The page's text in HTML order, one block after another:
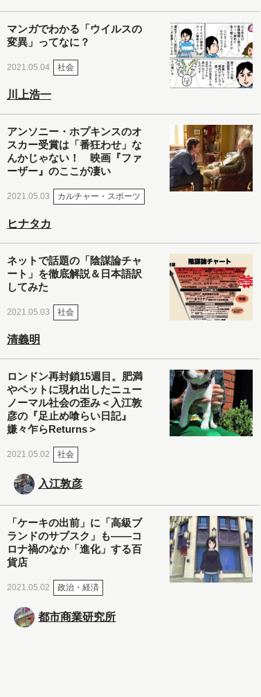
マンガでわかる「ウイルスの
変異」ってなに？
2021.05.04 社会
川上浩一
アンソニー・ホプキンスのオ
スカー受賞は「番狂わせ」な
んかじゃない！ 映画『ファ
ーザー』のここが凄い
2021.05.03 カルチャー・スポーツ
ヒナタカ
ネットで話題の「陰謀論チャ
ート」を徹底解説＆日本語訳
してみた
2021.05.03 社会
清義明
ロンドン再封鎖15週目。肥満
やペットに現れ出したニュー
ノーマル社会の歪み＜入江敦
彦の『足止め喰らい日記』
嫌々乍らReturns＞
2021.05.02 社会
入江敦彦
「ケーキの出前」に「高級ブ
ランドのサブスク」も――コ
ロナ禍のなか「進化」する百
貨店
2021.05.02 政治・経済
都市商業研究所